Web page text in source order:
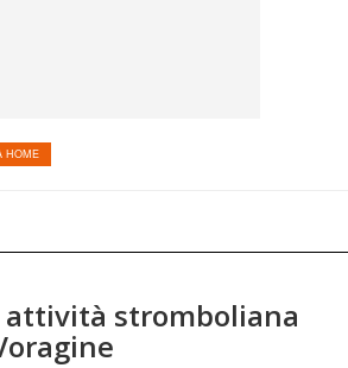
HOME
attività stromboliana